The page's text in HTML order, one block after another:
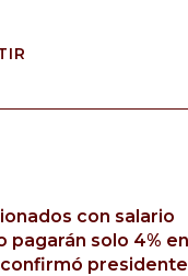
con salario
pagarán solo 4% en
confirmó presidente